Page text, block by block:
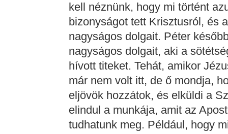
kell néznünk, hogy mi történt
bizonyságot tett Krisztusról, és
nagyságos dolgait. Péter
nagyságos dolgait, aki a
hívott titeket. Tehát, amikor
már nem volt itt, de ő mondja,
eljövök hozzátok, és elküldi a
elindul a munkája, amit az
tudhatunk meg. Például, hogy